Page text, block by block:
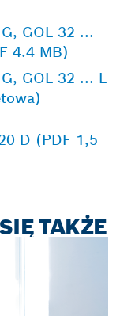
GOL 32 ...
4.4 MB)
GOL 32 ... L
D (PDF 1,5
TAKŻE